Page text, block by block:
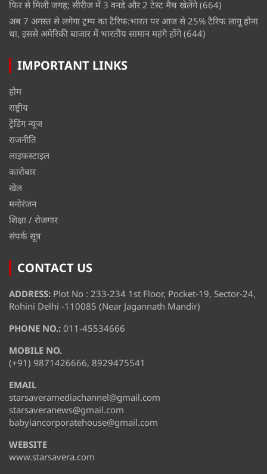
फिर से मिली जगह; सीरीज में 3 वनडे और 2 टेस्ट मैच खेलेंगे (664)
अब 7 अगस्त से लगेगा ट्रम्प का टैरिफ:भारत पर आज से 25% टैरिफ लागू होना
था, इससे अमेरिकी बाजार में भारतीय सामान महंगे होंगे (644)
IMPORTANT LINKS
होम
राष्ट्रीय
ट्रेंडिंग न्यूज
राजनीति
लाइफस्टाइल
कारोबार
खेल
मनोरंजन
शिक्षा / रोजगार
संपर्क सूत्र
CONTACT US
ADDRESS: Plot No : 233-234 1st Floor, Pocket-19, Sector-24,
Rohini Delhi -110085 (Near Jagannath Mandir)
PHONE NO.: 011-45534666
MOBILE NO.
(+91) 9871426666, 8929475541
EMAIL
starsaveramediachannel@gmail.com
starsaveranews@gmail.com
babyiancorporatehouse@gmail.com
WEBSITE
www.starsavera.com